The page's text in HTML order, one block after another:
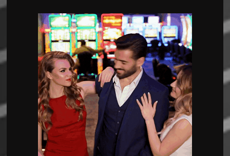
Јунајтед позајми два свои голови
Пеп Чаварија од Рајо пред потпис со Челзи
Рајндерс е приоритет на Јуве во летниот
преоден рок
Феликс Нмеча е замената за Бруно
Гимараеш во Њукасл